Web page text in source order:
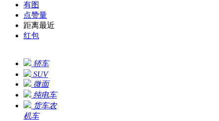
有图
点赞量
距离最近
红包
轿车
SUV
微面
纯电车
货车农
机车